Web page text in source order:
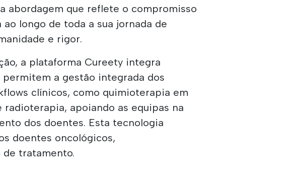
abordagem que reflete o compromisso
longo de toda a sua jornada de
e rigor.
a plataforma Cureety integra
permitem a gestão integrada dos
clínicos, como quimioterapia em
apoiando as equipas na
dos doentes. Esta tecnologia
doentes oncológicos,
tratamento.